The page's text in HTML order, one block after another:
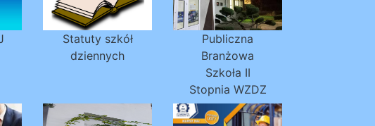
Statuty szkół
dziennych
Publiczna
Branżowa
Szkoła II
Stopnia WZDZ
w Opolu -
NOWOŚĆ